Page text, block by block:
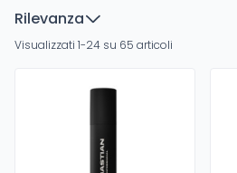
Rilevanza
Visualizzati 1-24 su 65 articoli